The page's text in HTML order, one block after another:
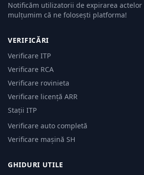
Notificăm utilizatorii de expirarea
mulțumim că ne folosești platforma!
VERIFICĂRI
Verificare ITP
Verificare RCA
Verificare rovinieta
Verificare licență ARR
Stații ITP
Verificare auto completă
Verificare mașină SH
GHIDURI UTILE